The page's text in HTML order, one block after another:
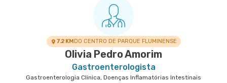
7.2 KMDO CENTRO DE PARQUE FLUMINENSE
Olivia Pedro Amorim
Gastroenterologista
Gastroenterologia Clinica, Doenças Inflamatórias Intestinais